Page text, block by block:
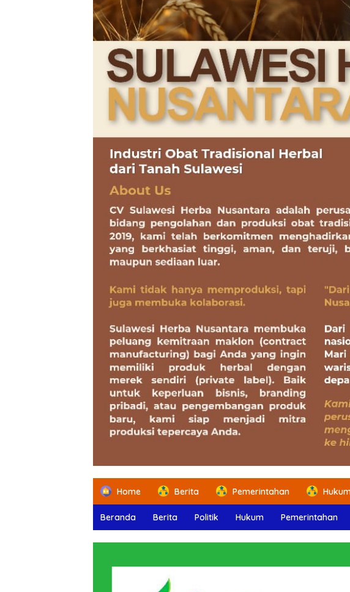
Home Berita Pemerintahan
Beranda Berita Politik Hukum Pemerintahan